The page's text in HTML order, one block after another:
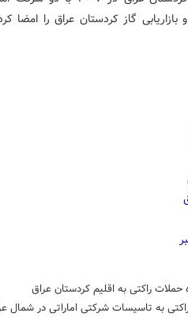
حملات راکتی به اقلیم کردستان عراق
به تاسیسات شرکتی اماراتی در شمال